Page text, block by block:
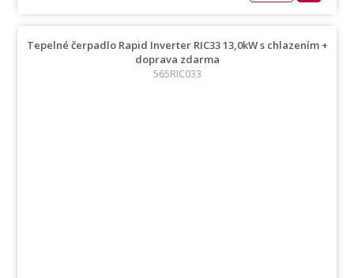
Tepelné čerpadlo Rapid Inverter RIC33 13,0kW s chlazením +
doprava zdarma
565RIC033